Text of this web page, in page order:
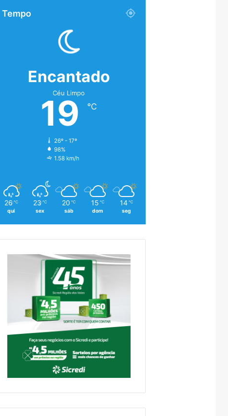
Tempo
Encantado
Céu Limpo
19 ℃
26º - 17º
98%
1.58 km/h
26 ℃
qui
23 ℃
sex
20 ℃
sáb
15 ℃
dom
14 ℃
seg